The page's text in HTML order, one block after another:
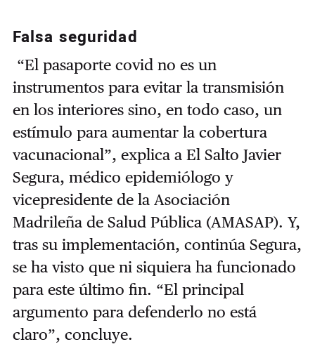
Falsa seguridad
“El pasaporte covid no es un
instrumentos para evitar la transmisión
en los interiores sino, en todo caso, un
estímulo para aumentar la cobertura
vacunacional”, explica a El Salto Javier
Segura, médico epidemiólogo y
vicepresidente de la Asociación
Madrileña de Salud Pública (AMASAP). Y,
tras su implementación, continúa Segura,
se ha visto que ni siquiera ha funcionado
para este último fin. “El principal
argumento para defenderlo no está
claro”, concluye.